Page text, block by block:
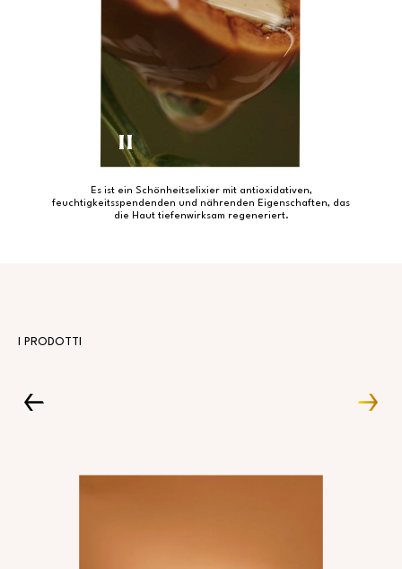
Es ist ein Schönheitselixier mit antioxidativen,
feuchtigkeitsspendenden und nährenden Eigenschaften, das
die Haut tiefenwirksam regeneriert.
I PRODOTTI